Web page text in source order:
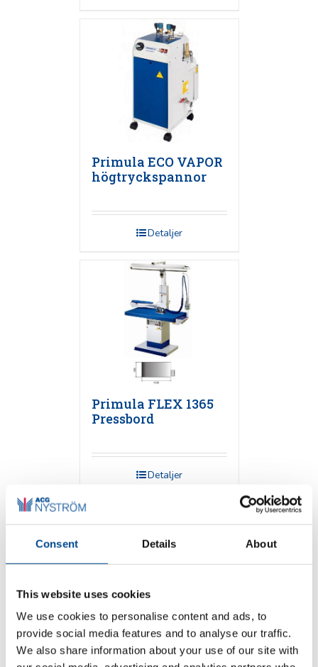
Consent Details About
This website uses cookies
We use cookies to personalise content and ads, to
provide social media features and to analyse our traffic.
We also share information about your use of our site with
Primula ECO VAPOR
högtryckspannor
Detaljer
Primula FLEX 1365
Pressbord
Detaljer
Primula
Högtrycksjärn